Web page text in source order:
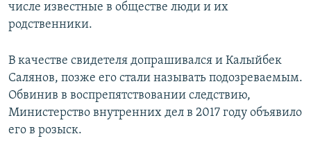
числе известные в обществе люди и их
родственники.
В качестве свидетеля допрашивался и Калыйбек
Салянов, позже его стали называть подозреваемым.
Обвинив в воспрепятствовании следствию,
Министерство внутренних дел в 2017 году объявило
его в розыск.